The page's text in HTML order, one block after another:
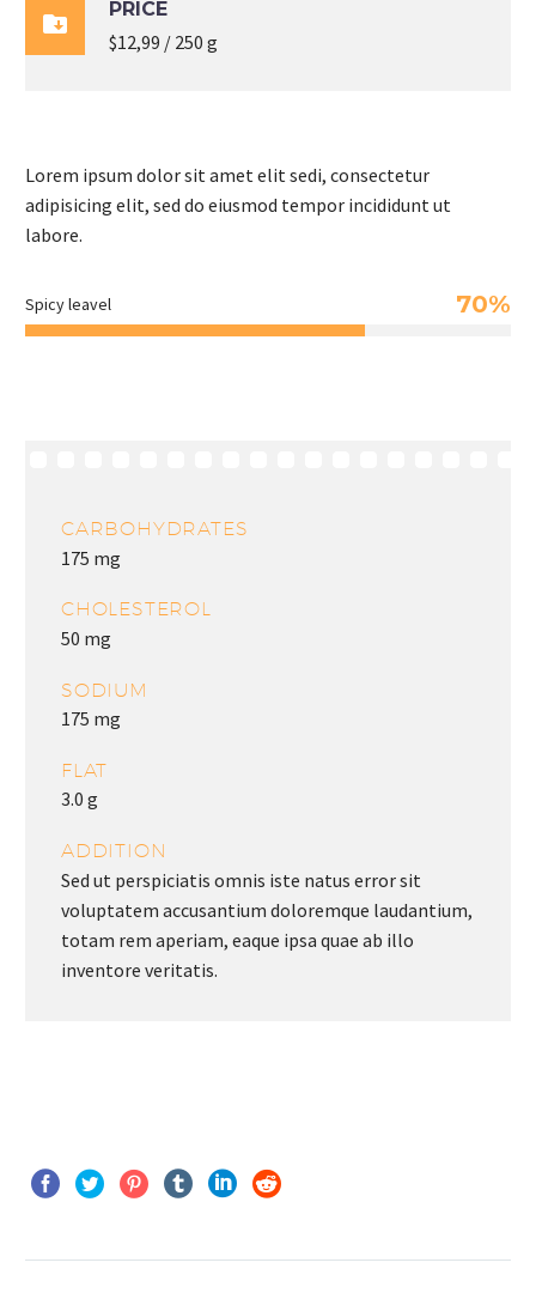

PRICE
$12,99 / 250 g
Lorem ipsum dolor sit amet elit sedi, consectetur
adipisicing elit, sed do eiusmod tempor incididunt ut
labore.
Spicy leavel 70%
CARBOHYDRATES
175 mg
CHOLESTEROL
50 mg
SODIUM
175 mg
FLAT
3.0 g
ADDITION
Sed ut perspiciatis omnis iste natus error sit
voluptatem accusantium doloremque laudantium,
totam rem aperiam, eaque ipsa quae ab illo
inventore veritatis.